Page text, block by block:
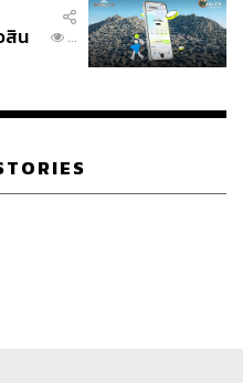
ม็อบ17พฤศจิกา
สิน
...